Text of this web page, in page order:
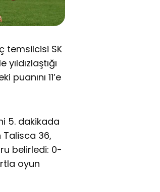
temsilcisi SK
11’e
5. dakikada
Talisca 36,
belirledi: 0-
oyun